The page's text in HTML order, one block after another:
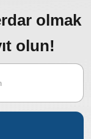
olmak
olun!